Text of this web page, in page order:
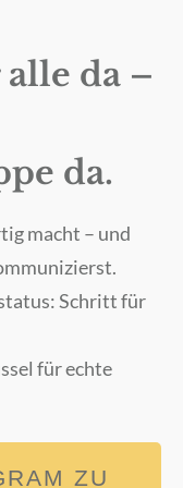
da –
da.
macht – und
Schritt für
für echte
ZU